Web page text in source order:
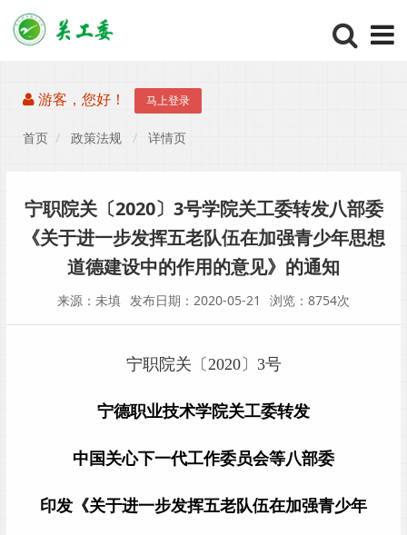
游客，您好！ 马上登录
首页 政策法规 详情页
宁职院关〔2020〕3号学院关工委转发八部委
《关于进一步发挥五老队伍在加强青少年思想
道德建设中的作用的意见》的通知
来源：未填 发布日期：2020-05-21 浏览：8754次
宁职院关〔2020〕3号
宁德职业技术学院关工委转发
中国关心下一代工作委员会等八部委
印发《关于进一步发挥五老队伍在加强青少年